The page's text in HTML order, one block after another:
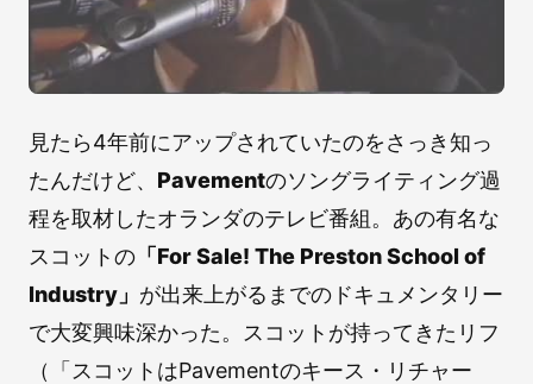
見たら4年前にアップされていたのをさっき知っ
たんだけど、 Pavementのソングライティング過
程を取材したオランダのテレビ番組。あの有名な
スコットの 「For Sale! The Preston School of
Industry」 が出来上がるまでのドキュメンタリー
で大変興味深かった。スコットが持ってきたリフ
（「スコットはPavementのキース・リチャー